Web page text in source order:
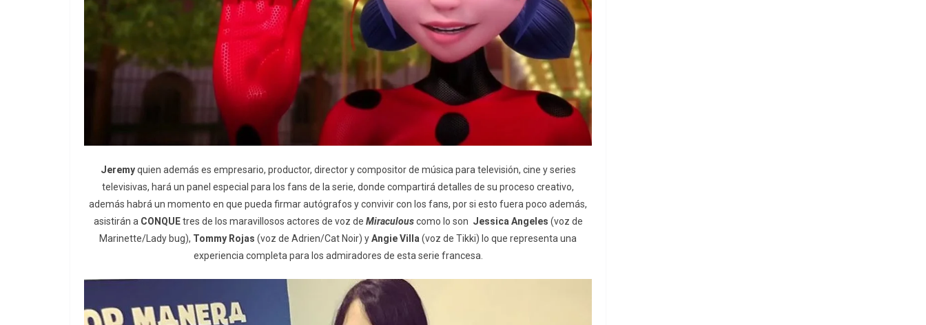
Jeremyquien además es empresario, productor, director y compositor de música para televisión, cine y series
televisivas, hará un panel especial para los fans de la serie, donde compartirá detalles de su proceso creativo,
además habrá un momento en que pueda firmar autógrafos y convivir con los fans, por si esto fuera poco además,
asistirán a CONQUEtres de los maravillosos actores de voz de Miraculouscomo lo son Jessica Angeles (voz de
Marinette/Lady bug), Tommy Rojas (voz de Adrien/Cat Noir) yAngie Villa (voz de Tikki) lo que representa una
experiencia completa para los admiradores de esta serie francesa.